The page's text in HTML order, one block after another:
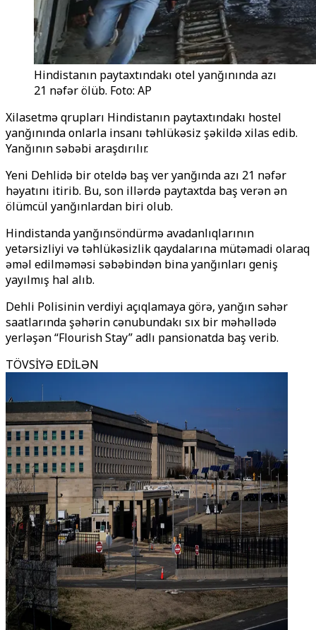
Hindistanın paytaxtındakı otel yanğınında azı
21 nəfər ölüb. Foto: AP
Xilasetmə qrupları Hindistanın paytaxtındakı hostel
yanğınında onlarla insanı təhlükəsiz şəkildə xilas edib.
Yanğının səbəbi araşdırılır.
Yeni Dehlidə bir oteldə baş veryanğında azı 21 nəfər
həyatını itirib. Bu, son illərdə paytaxtda baş verən ən
ölümcül yanğınlardan biri olub.
Hindistanda yanğınsöndürmə avadanlıqlarının
yetərsizliyi və təhlükəsizlik qaydalarına mütəmadi olaraq
əməl edilməməsi səbəbindən bina yanğınları geniş
yayılmış hal alıb.
Dehli Polisinin verdiyi açıqlamaya görə, yanğın səhər
saatlarında şəhərin cənubundakı sıx bir məhəllədə
yerləşən “Flourish Stay” adlı pansionatda baş verib.
TÖVSİYƏ EDİLƏN